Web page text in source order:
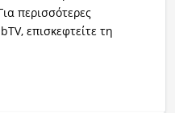
περισσότερες
επισκεφτείτε τη